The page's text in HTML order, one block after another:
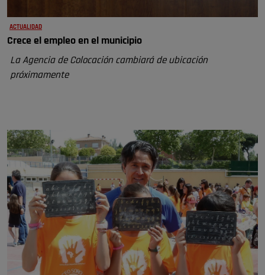
ACTUALIDAD
Crece el empleo en el municipio
La Agencia de Colocación cambiará de ubicación
próximamente